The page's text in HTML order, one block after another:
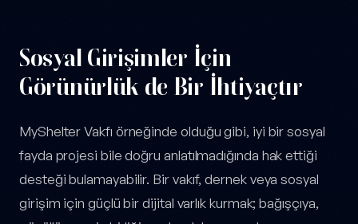
Sosyal Girişimler İçin
Görünürlük de Bir İhtiyaçtır
MyShelter Vakfı örneğinde olduğu gibi, iyi bir sosyal
fayda projesi bile doğru anlatılmadığında hak ettiği
desteği bulamayabilir. Bir vakıf, dernek veya sosyal
girişim için güçlü bir dijital varlık kurmak; bağışçıya,